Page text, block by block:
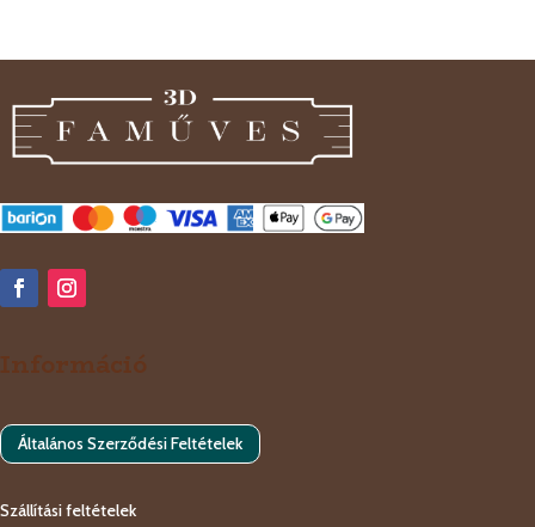
Információ
Általános Szerződési Feltételek
Szállítási feltételek